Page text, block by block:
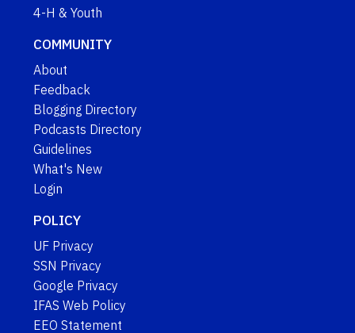
4-H & Youth
COMMUNITY
About
Feedback
Blogging Directory
Podcasts Directory
Guidelines
What's New
Login
POLICY
UF Privacy
SSN Privacy
Google Privacy
IFAS Web Policy
EEO Statement